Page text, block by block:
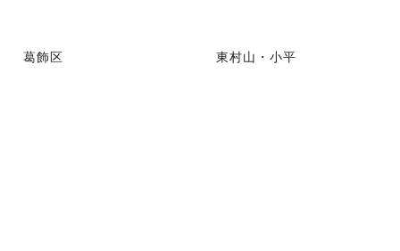
葛飾区 東村山・小平